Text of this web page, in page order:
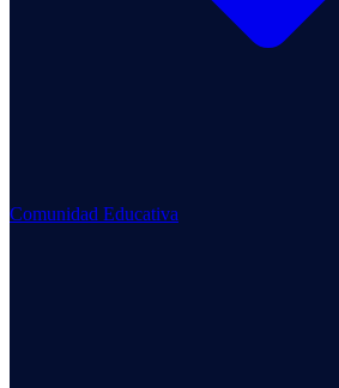
Comunidad Educativa